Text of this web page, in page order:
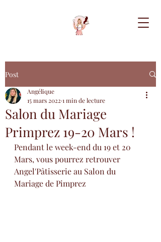
Post
Salon du Mariage
Primprez 19-20 Mars !
Angélique
15 mars 2022 1 min de lecture
Pendant le week-end du 19 et 20
Mars, vous pourrez retrouver
Angel'Pâtisserie au Salon du
Mariage de Pimprez